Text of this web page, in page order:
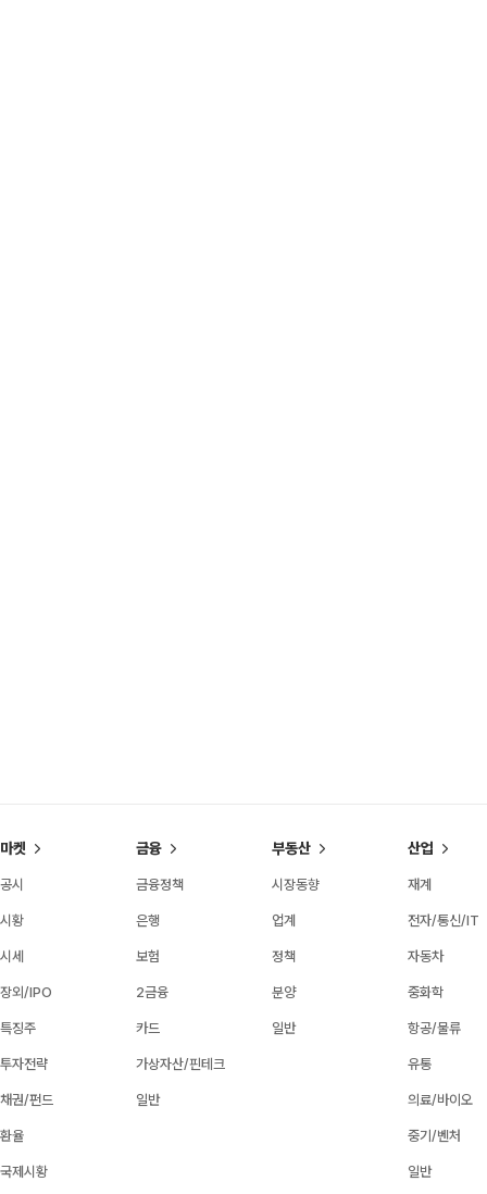
마켓
공시
시황
시세
장외/IPO
특징주
투자전략
채권/펀드
환율
국제시황
금융
금융정책
은행
보험
2금융
카드
가상자산/핀테크
일반
부동산
시장동향
업계
정책
분양
일반
산업
재계
전자/통신/IT
자동차
중화학
항공/물류
유통
의료/바이오
중기/벤처
일반